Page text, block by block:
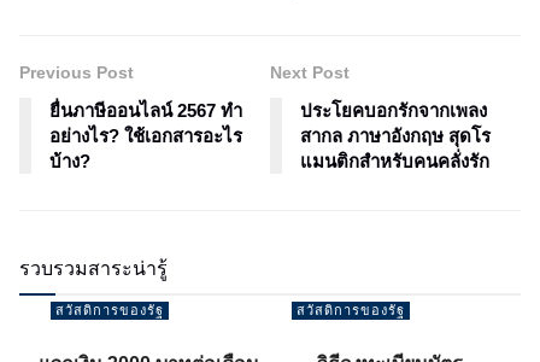
Previous Post
ยื่นภาษีออนไลน์ 2567 ทำ
อย่างไร? ใช้เอกสารอะไร
บ้าง?
Next Post
ประโยคบอกรักจากเพลง
สากล ภาษาอังกฤษ สุดโร
แมนติกสำหรับคนคลั่งรัก
รวบรวมสาระน่ารู้
สวัสดิการของรัฐ สวัสดิการของรัฐ